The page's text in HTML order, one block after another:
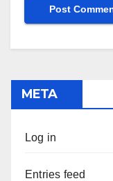
META
Log in
Entries feed